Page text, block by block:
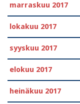
marraskuu 2017
lokakuu 2017
syyskuu 2017
elokuu 2017
heinäkuu 2017